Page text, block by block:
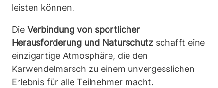
leisten können.
Die Verbindung von sportlicher
Herausforderung und Naturschutz schafft eine
einzigartige Atmosphäre, die den
Karwendelmarsch zu einem unvergesslichen
Erlebnis für alle Teilnehmer macht.